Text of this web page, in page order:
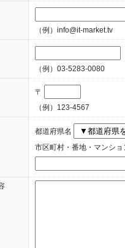
（例）info@it-market.tv
（例）03-5283-0080
〒
（例）123-4567
都道府県名
市区町村・番地・マンショ